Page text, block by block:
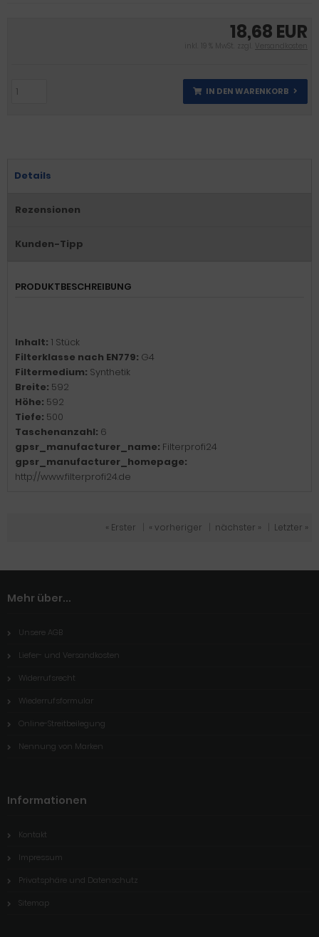
18,68 EUR
inkl. 19 % MwSt. zzgl. Versandkosten
IN DEN WARENKORB
Details
Rezensionen
Kunden-Tipp
PRODUKTBESCHREIBUNG
Inhalt: 1 Stück
Filterklasse nach EN779: G4
Filtermedium: Synthetik
Breite: 592
Höhe: 592
Tiefe: 500
Taschenanzahl: 6
gpsr_manufacturer_name: Filterprofi24
gpsr_manufacturer_homepage:
http://www.filterprofi24.de
« Erster « vorheriger nächster » Letzter »
Mehr über...
Unsere AGB
Liefer- und Versandkosten
Widerrufsrecht
Wiederrufsformular
Online-Streitbeilegung
Nennung von Marken
Informationen
Kontakt
Impressum
Privatsphäre und Datenschutz
Sitemap